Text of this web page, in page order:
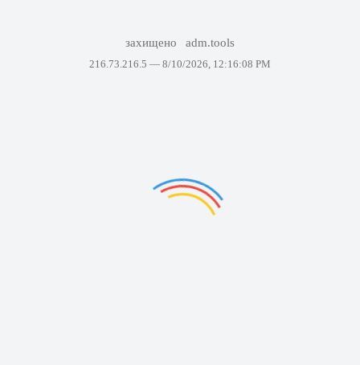
захищено adm.tools
216.73.216.5 — 8/10/2026, 12:16:08 PM